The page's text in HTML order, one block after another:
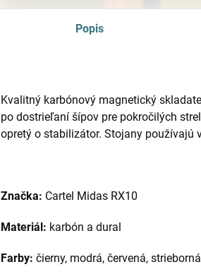
Popis
Kvalitný karbónový magnetický
po dostrieľaní šípov pre pokročilých
opretý o stabilizátor. Stojany používajú
Značka: Cartel Midas RX10
Materiál: karbón a dural
Farby: čierny, modrá, červená, strieborná